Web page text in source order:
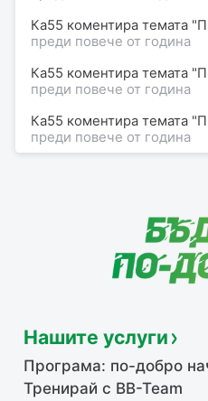
Ка55 коментира темата
преди повече от година
Ка55 коментира темата
преди повече от година
Ка55 коментира темата
преди повече от година
Нашите услуги
Програма: по-добро
Тренирай с BB-Team